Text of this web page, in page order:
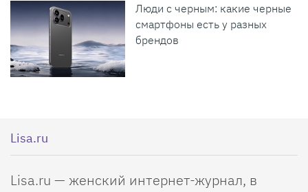
Люди с черным: какие черные
смартфоны есть у разных
брендов
Lisa.ru
Lisa.ru — женский интернет-журнал, в